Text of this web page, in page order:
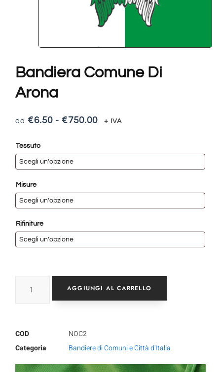
Bandiera Comune Di
Arona
€6.50 - €750.00 + IVA
Tessuto
Misure
Rifiniture
AGGIUNGI AL CARRELLO
COD
NOC2
Categoria
Bandiere di Comuni e Città d'Italia